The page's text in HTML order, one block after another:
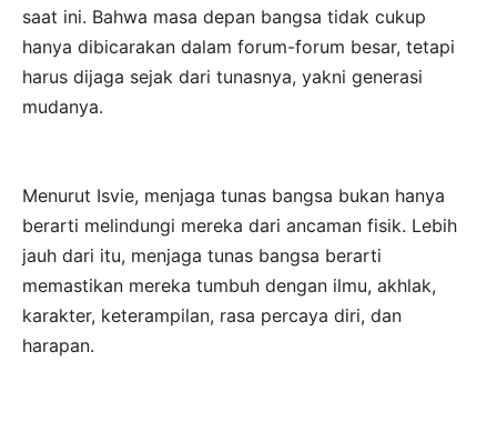
saat ini. Bahwa masa depan bangsa tidak cukup
hanya dibicarakan dalam forum-forum besar, tetapi
harus dijaga sejak dari tunasnya, yakni generasi
mudanya.
Menurut Isvie, menjaga tunas bangsa bukan hanya
berarti melindungi mereka dari ancaman fisik. Lebih
jauh dari itu, menjaga tunas bangsa berarti
memastikan mereka tumbuh dengan ilmu, akhlak,
karakter, keterampilan, rasa percaya diri, dan
harapan.